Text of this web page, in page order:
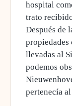
hospital
trato
Después de
propiedades
llevadas al
podemos
pertenecía